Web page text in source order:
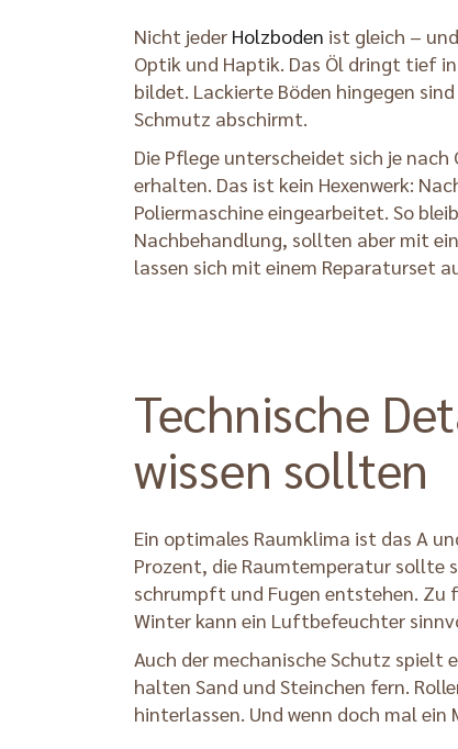
Nicht jeder Holzboden ist gleich –
Optik und Haptik. Das Öl dringt tief
bildet. Lackierte Böden hingegen
Schmutz abschirmt.
Die Pflege unterscheidet sich je
erhalten. Das ist kein Hexenwerk:
Poliermaschine eingearbeitet. So
Nachbehandlung, sollten aber mit
lassen sich mit einem Reparaturset
Technische
wissen sollten
Ein optimales Raumklima ist das A
Prozent, die Raumtemperatur sollte
schrumpft und Fugen entstehen. Zu
Winter kann ein Luftbefeuchter
Auch der mechanische Schutz spielt
halten Sand und Steinchen fern.
hinterlassen. Und wenn doch mal